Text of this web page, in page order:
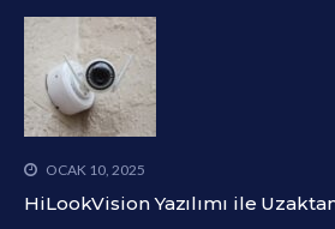
OCAK 10, 2025
HiLookVision Yazılımı ile